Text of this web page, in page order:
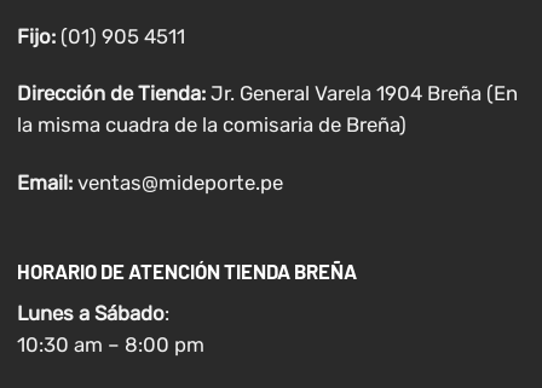
Fijo:(01) 905 4511
Dirección de Tienda: Jr. General Varela 1904 Breña (En
la misma cuadra de la comisaria de Breña)
Email: ventas@mideporte.pe
HORARIO DE ATENCIÓN TIENDA BREÑA
Lunes a Sábado:
10:30 am – 8:00 pm